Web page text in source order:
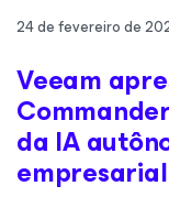
24 de fevereiro de
Veeam
da IA
empresarial